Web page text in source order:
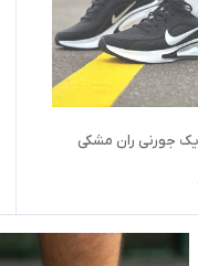
جورنی ران مشکی